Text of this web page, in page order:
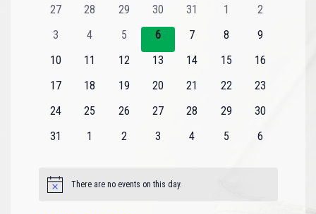
του
Εκδηλώσεις
0
27
0
28
0
εκδηλώσεις
29
0
εκδηλώσεις
30
0
31
01
0
2
0
3
0
εκδηλώσεις
4
0
εκδηλώσεις
5
0
εκδηλώσεις
6
0
7
0
8
0
9
0
10
0
11
0
12
0
13
0
14
0
15
0
16
0
17
0
18
0
19
0
20
0
21
0
22
0
23
0
24
0
25
0
26
0
27
0
28
0
29
0
30
0
31
0
1
0
2
0
3
0
4
0
5
0
6
Notice There are no events on this day.